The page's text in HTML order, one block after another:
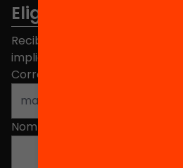
Elige equidad
Recibe contenidos, iniciativas
implicarte.
Correo electrónico
Nombre